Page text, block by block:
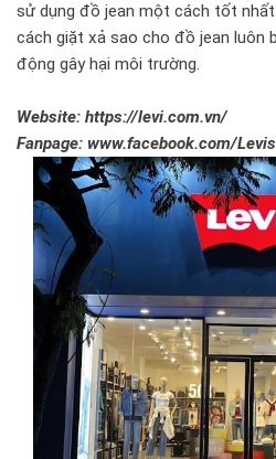
sử dụng đồ jean một cách tốt
cách giặt xả sao cho đồ jean luôn
động gây hại môi trường.
Website: https://levi.com.vn/
Fanpage: www.facebook.com/